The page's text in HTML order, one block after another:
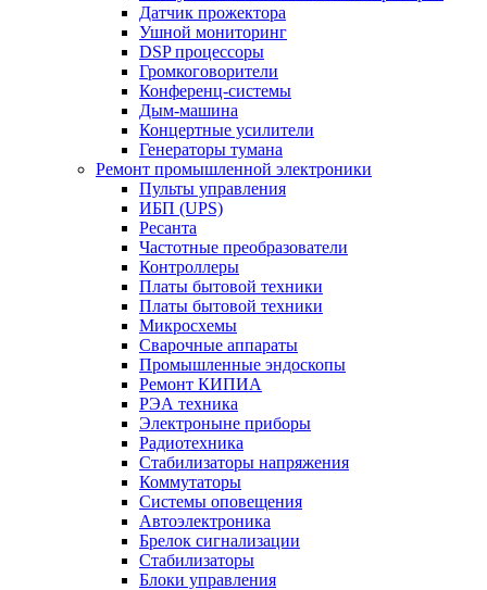
Датчик прожектора
Ушной мониторинг
DSP процессоры
Громкоговорители
Конференц-системы
Дым-машина
Концертные усилители
Генераторы тумана
Ремонт промышленной электроники
Пульты управления
ИБП (UPS)
Ресанта
Частотные преобразователи
Контроллеры
Платы бытовой техники
Платы бытовой техники
Микросхемы
Сварочные аппараты
Промышленные эндоскопы
Ремонт КИПИА
РЭА техника
Электроныне приборы
Радиотехника
Стабилизаторы напряжения
Коммутаторы
Системы оповещения
Автоэлектроника
Брелок сигнализации
Стабилизаторы
Блоки управления